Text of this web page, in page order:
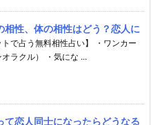
相性、体の相性はどう？恋人に
トで占う無料相性占い】 ・ワンカー
ラクル） ・気にな ...
て恋人同士になったらどうなる